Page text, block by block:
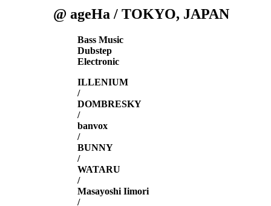
@ ageHa / TOKYO, JAPAN
Bass Music
Dubstep
Electronic
ILLENIUM
/
DOMBRESKY
/
banvox
/
BUNNY
/
WATARU
/
Masayoshi Iimori
/